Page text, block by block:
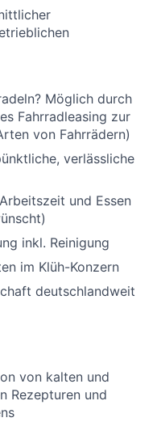
Möglich durch
Fahrradleasing zur
von Fahrrädern)
verlässliche
und Essen
inkl. Reinigung
im Klüh-Konzern
deutschlandweit
von kalten und
Rezepturen und